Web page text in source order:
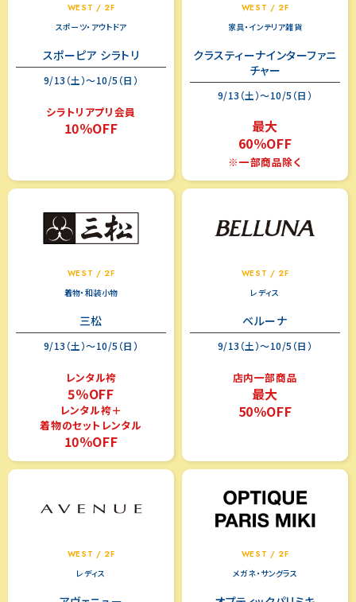
WEST / 2F
スポーツ・アウトドア
スポーピア シラトリ
9/13（土）～10/5（日）
シラトリアプリ会員
10％OFF
WEST / 2F
家具・インテリア雑貨
クラスティーナインターファニ
チャー
9/13（土）～10/5（日）
最大
60％OFF
※一部商品除く
WEST / 2F
着物・和装小物
三松
9/13（土）～10/5（日）
レンタル袴
5％OFF
レンタル袴＋
着物のセットレンタル
10％OFF
WEST / 2F
レディス
ベルーナ
9/13（土）～10/5（日）
店内一部商品
最大
50％OFF
WEST / 2F
レディス
WEST / 2F
メガネ・サングラス